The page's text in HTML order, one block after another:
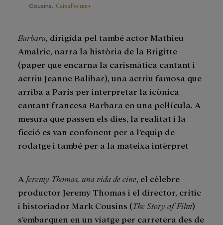
Cousins. CaixaForum+
Barbara , dirigida pel també actor Mathieu
Amalric, narra la història de la Brigitte
(paper que encarna la carismàtica cantant i
actriu Jeanne Balibar), una actriu famosa que
arriba a París per interpretar la icònica
cantant francesa Barbara en una pel·lícula. A
mesura que passen els dies, la realitat i la
ficció es van confonent per a l’equip de
rodatge i també per a la mateixa intèrpret
A Jeremy Thomas, una vida de cine , el cèlebre
productor Jeremy Thomas i el director, crític
i historiador Mark Cousins (The Story of Film)
s’embarquen en un viatge per carretera des de